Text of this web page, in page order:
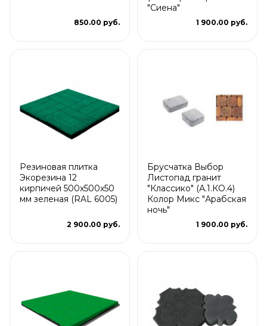
850.00 руб.
"Сиена"
1 900.00 руб.
Резиновая плитка
Экорезина 12
кирпичей 500x500x50
мм зеленая (RAL 6005)
2 900.00 руб.
Брусчатка Выбор
Листопад гранит
"Классико" (А.1.КО.4)
Колор Микс "Арабская
ночь"
1 900.00 руб.